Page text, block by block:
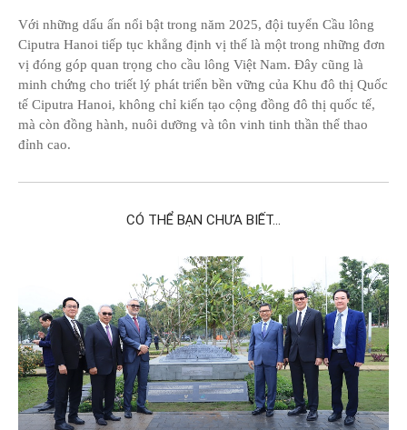
Với những dấu ấn nổi bật trong năm 2025, đội tuyển Cầu lông
Ciputra Hanoi tiếp tục khẳng định vị thế là một trong những đơn
vị đóng góp quan trọng cho cầu lông Việt Nam. Đây cũng là
minh chứng cho triết lý phát triển bền vững của Khu đô thị Quốc
tế Ciputra Hanoi, không chỉ kiến tạo cộng đồng đô thị quốc tế,
mà còn đồng hành, nuôi dưỡng và tôn vinh tinh thần thể thao
đỉnh cao.
CÓ THỂ BẠN CHƯA BIẾT...